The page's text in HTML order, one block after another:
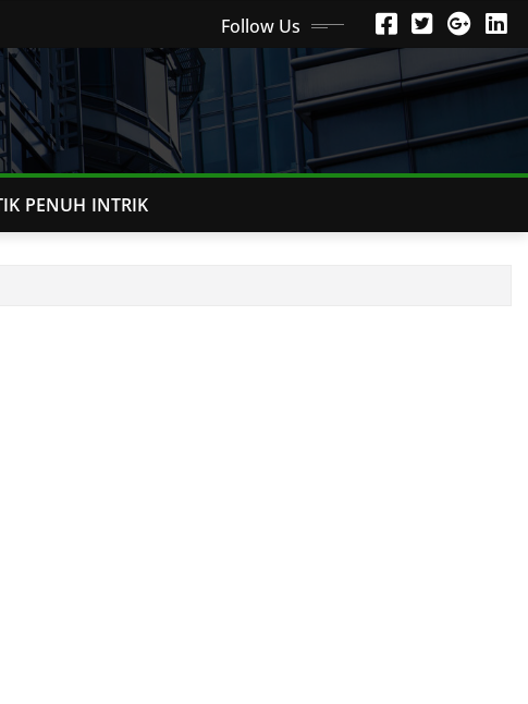
Follow Us
PENUH INTRIK